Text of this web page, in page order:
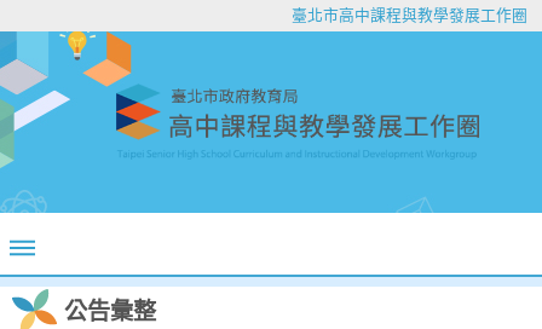
臺北市高中課程與教學發展工作圈
公告彙整